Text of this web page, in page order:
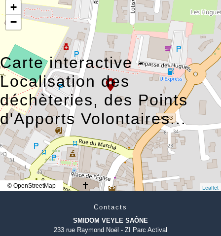
Carte interactive -
Localisation des
déchèteries, des Points
d'Apports Volontaires...
location_on
+
−
Leaflet
© OpenStreetMap
Contacts
SMIDOM VEYLE SAÔNE
233 rue Raymond Noël - ZI Parc Actival